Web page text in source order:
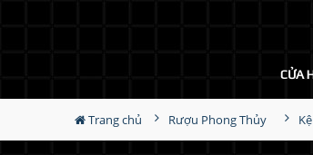
CỬA
Trang chủ Rượu Phong Thủy